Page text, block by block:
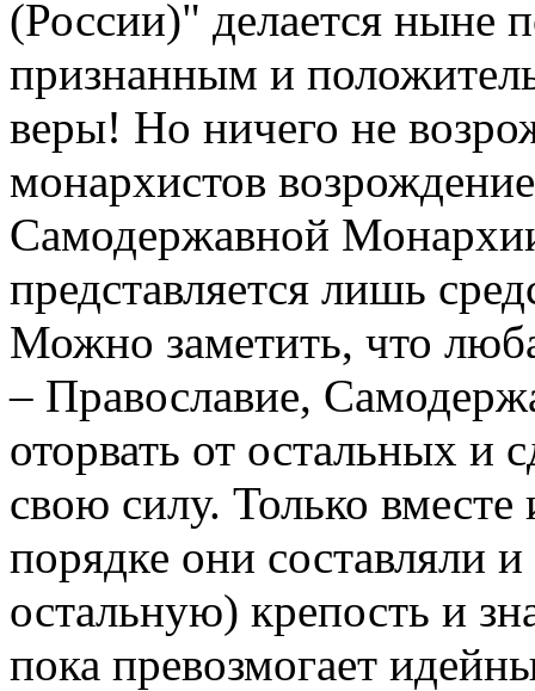
(России)" делается ныне
признанным и
веры! Но ничего не
монархистов
Самодержавной
представляется лишь
Можно заметить, что
– Православие,
оторвать от остальных и
свою силу. Только
порядке они составляли
остальную) крепость и
пока превозмогает